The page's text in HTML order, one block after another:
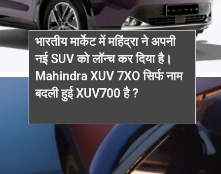
भारतीय मार्केट में महिंद्रा ने अपनी
नई SUV को लॉन्च कर दिया है।
Mahindra XUV 7XO सिर्फ नाम
बदली हुई XUV700 है ?